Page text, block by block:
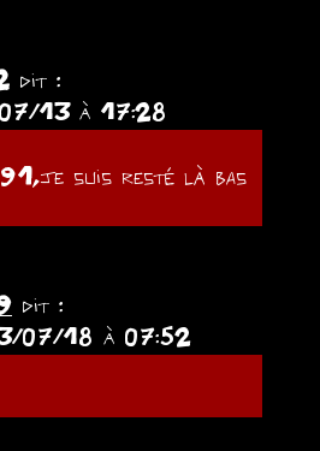
dit :
13 à 17:28
suis resté là bas
dit :
07/18 à 07:52